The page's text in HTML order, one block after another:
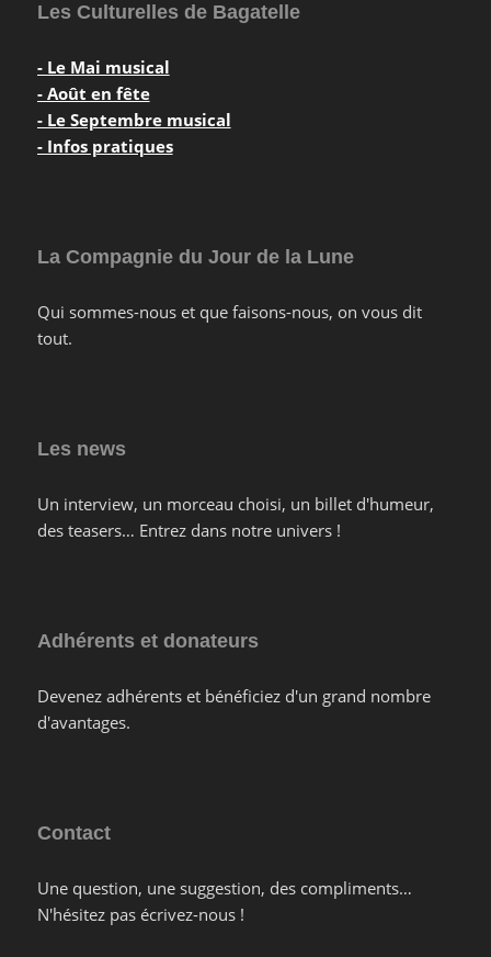
Les Culturelles de Bagatelle
- Le Mai musical
- Août en fête
- Le Septembre musical
- Infos pratiques
La Compagnie du Jour de la Lune
Qui sommes-nous et que faisons-nous, on vous dit
tout.
Les news
Un interview, un morceau choisi, un billet d'humeur,
des teasers… Entrez dans notre univers !
Adhérents et donateurs
Devenez adhérents et bénéficiez d'un grand nombre
d'avantages.
Contact
Une question, une suggestion, des compliments…
N'hésitez pas écrivez-nous !